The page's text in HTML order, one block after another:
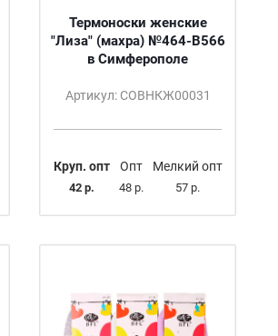
Термоноски женские
"Лиза" (махра) №464-B566
в Симферополе
Артикул: СОВНКЖ00031
Круп. опт
42 р.
Опт
48 р.
Мелкий опт
57 р.